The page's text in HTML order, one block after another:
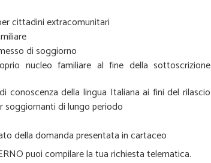
cittadini extracomunitari
di soggiorno
nucleo familiare al fine della sottoscrizione
conoscenza della lingua Italiana ai fini del rilascio
soggiornanti di lungo periodo
della domanda presentata in cartaceo
puoi compilare la tua richiesta telematica.